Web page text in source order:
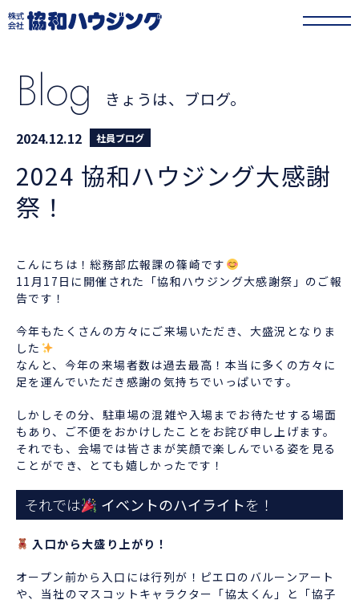
協和ハウジング >きょうは、ブログ。
Blog きょうは、ブログ。
2024.12.12 社員ブログ
2024 協和ハウジング大感謝
祭！
こんにちは！総務部広報課の篠崎です
11月17日に開催された「協和ハウジング大感謝祭」のご報
告です！
今年もたくさんの方々にご来場いただき、大盛況となりま
した
なんと、今年の来場者数は過去最高！本当に多くの方々に
足を運んでいただき感謝の気持ちでいっぱいです。
しかしその分、駐車場の混雑や入場までお待たせする場面
もあり、ご不便をおかけしたことをお詫び申し上げます。
それでも、会場では皆さまが笑顔で楽しんでいる姿を見る
ことができ、とても嬉しかったです！
それでは イベントのハイライトを！
入口から大盛り上がり！
オープン前から入口には行列が！ピエロのバルーンアート
や、当社のマスコットキャラクター「協太くん」と「協子